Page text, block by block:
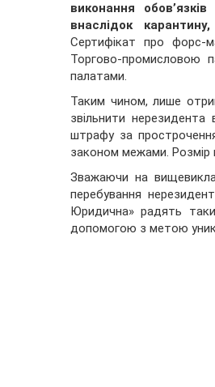
виконання
внаслідок
Сертифікат про форс-
Торгово-промисловою
палатами.
Таким чином, лише
звільнити нерезидента
штрафу за
законом межами. Розмір
Зважаючи на
перебування
Юридична» радять
допомогою з метою